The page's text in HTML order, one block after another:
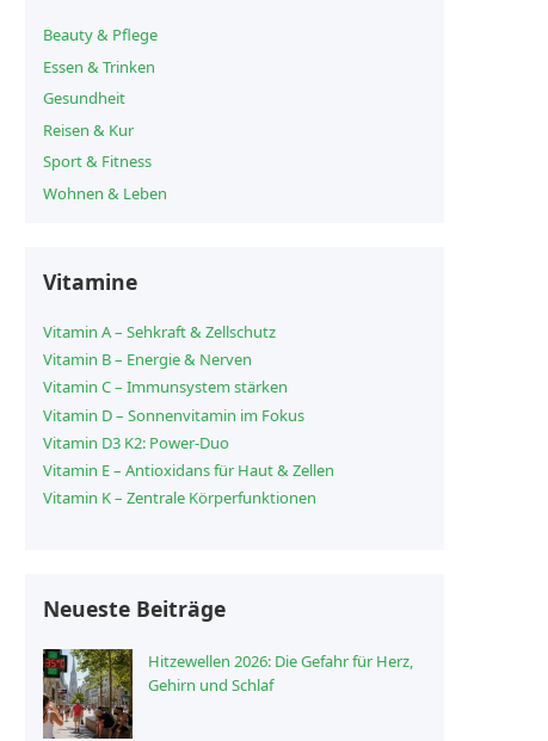
Beauty & Pflege
Essen & Trinken
Gesundheit
Reisen & Kur
Sport & Fitness
Wohnen & Leben
Vitamine
Vitamin A – Sehkraft & Zellschutz
Vitamin B – Energie & Nerven
Vitamin C – Immunsystem stärken
Vitamin D – Sonnenvitamin im Fokus
Vitamin D3 K2: Power-Duo
Vitamin E – Antioxidans für Haut & Zellen
Vitamin K – Zentrale Körperfunktionen
Neueste Beiträge
Hitzewellen 2026: Die Gefahr für Herz,
Gehirn und Schlaf